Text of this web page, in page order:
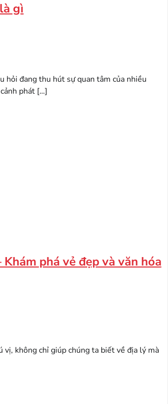
gì
hỏi đang thu hút sự quan tâm của nhiều
phát […]
phá vẻ đẹp và văn hóa
không chỉ giúp chúng ta biết về địa lý mà